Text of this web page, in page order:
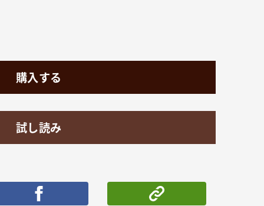
購入する
試し読み
ポストする シェアする